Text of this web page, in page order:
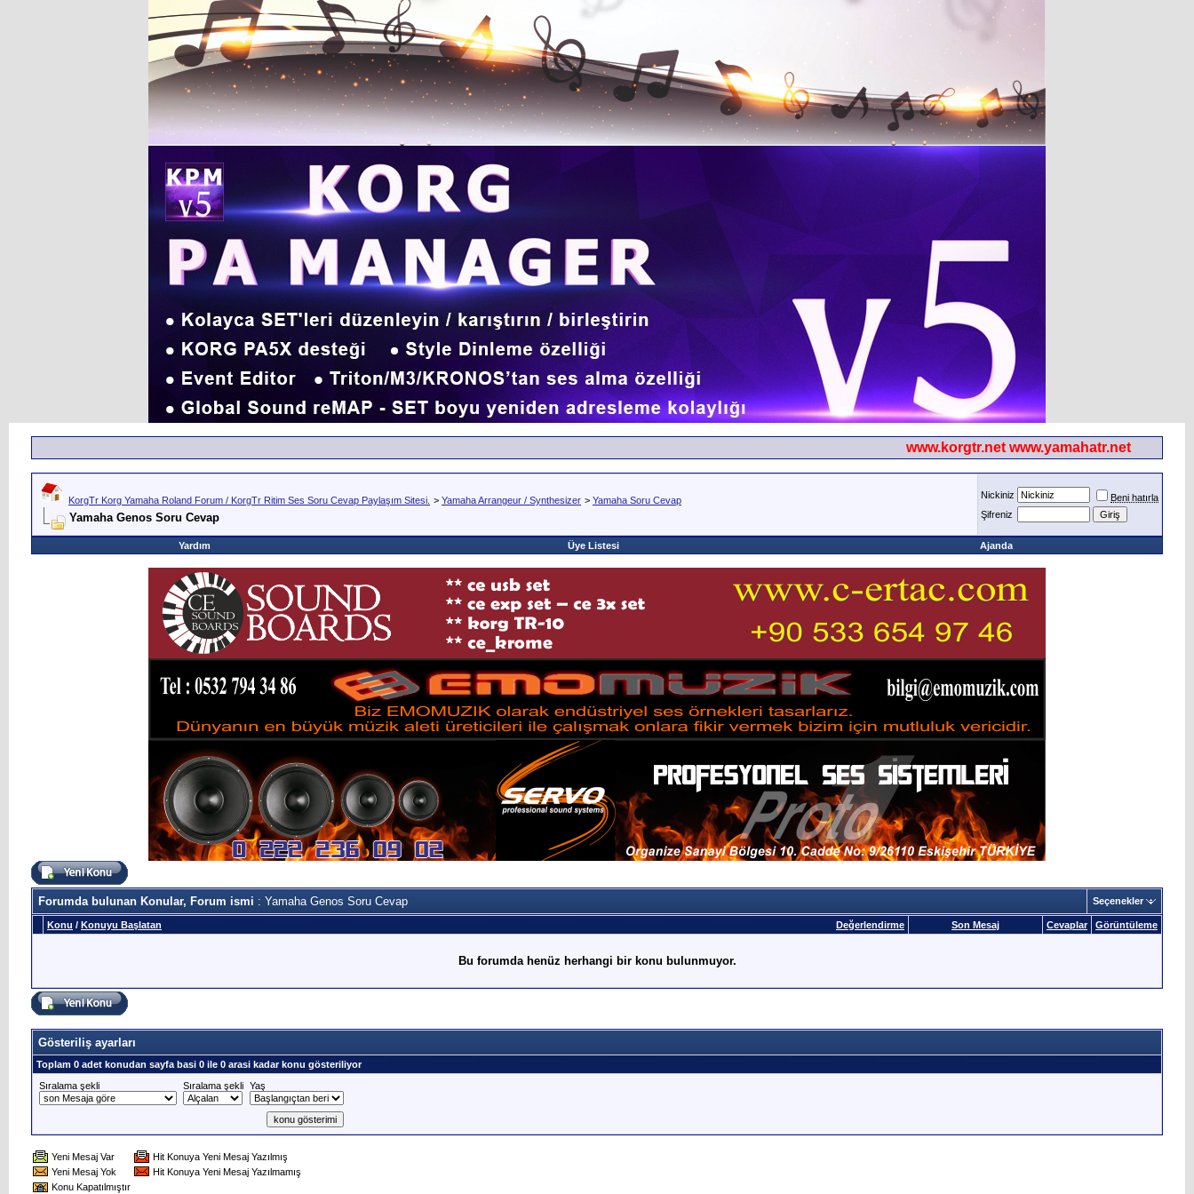
www.korgtr.net www.yamahatr.net
KorgTr Korg Yamaha Roland Forum / KorgTr Ritim Ses Soru Cevap Paylaşım Sitesi. > Yamaha Arrangeur / Synthesizer > Yamaha Soru Cevap
Yamaha Genos Soru Cevap
Nickiniz
Beni hatırla
Şifreniz
Yardım Üye Listesi Ajanda
Forumda bulunan Konular, Forum ismi : Yamaha Genos Soru Cevap Seçenekler
Değerlendirme
Konu / Konuyu Başlatan Son Mesaj Cevaplar Görüntüleme
Bu forumda henüz herhangi bir konu bulunmuyor.
Gösteriliş ayarları
Toplam 0 adet konudan sayfa basi 0 ile 0 arasi kadar konu gösteriliyor
Sıralama şekli
Sıralama şekli Yaş
Yeni Mesaj Var
Hit Konuya Yeni Mesaj Yazılmış
Yeni Mesaj Yok
Hit Konuya Yeni Mesaj Yazılmamış
Konu Kapatılmıştır